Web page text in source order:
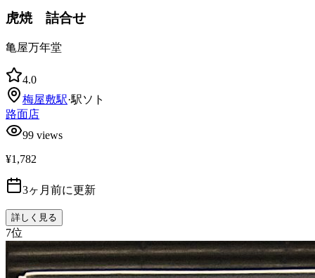
虎焼 詰合せ
亀屋万年堂
4.0
梅屋敷駅·駅ソト
路面店
99 views
¥1,782
3ヶ月前に更新
詳しく見る
7位